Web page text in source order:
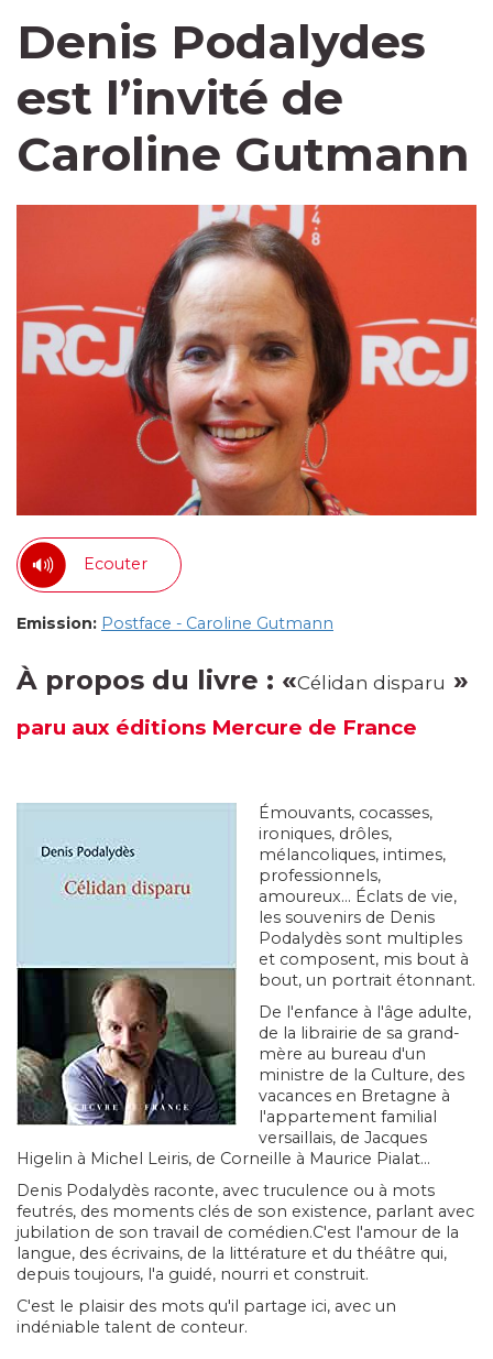
Denis Podalydes
est l’invité de
Caroline Gutmann
Ecouter
Emission: Postface - Caroline Gutmann
À propos du livre : «Célidan disparu »
paru aux éditions Mercure de France
Émouvants, cocasses,
ironiques, drôles,
mélancoliques, intimes,
professionnels,
amoureux... Éclats de vie,
les souvenirs de Denis
Podalydès sont multiples
et composent, mis bout à
bout, un portrait étonnant.
De l'enfance à l'âge adulte,
de la librairie de sa grand-
mère au bureau d'un
ministre de la Culture, des
vacances en Bretagne à
l'appartement familial
versaillais, de Jacques
Higelin à Michel Leiris, de Corneille à Maurice Pialat...
Denis Podalydès raconte, avec truculence ou à mots
feutrés, des moments clés de son existence, parlant avec
jubilation de son travail de comédien.C'est l'amour de la
langue, des écrivains, de la littérature et du théâtre qui,
depuis toujours, l'a guidé, nourri et construit.
C'est le plaisir des mots qu'il partage ici, avec un
indéniable talent de conteur.